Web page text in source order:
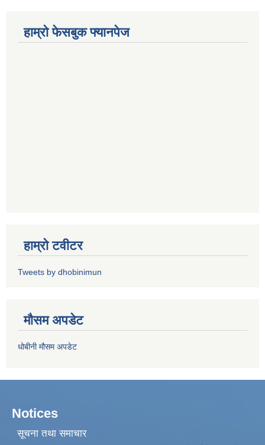
हाम्रो फेसबुक फ्यानपेज
हाम्रो टवीटर
Tweets by dhobinimun
मौसम अपडेट
धोबीनी मौसम अपडेट
Notices
सूचना तथा समाचार